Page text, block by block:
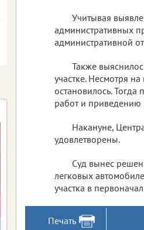
Учитывая
административных
административной
Также
участке. Несмотря
остановилось.
работ и приведению
Накануне,
удовлетворены.
Суд вынес
легковых
участка в
Печать